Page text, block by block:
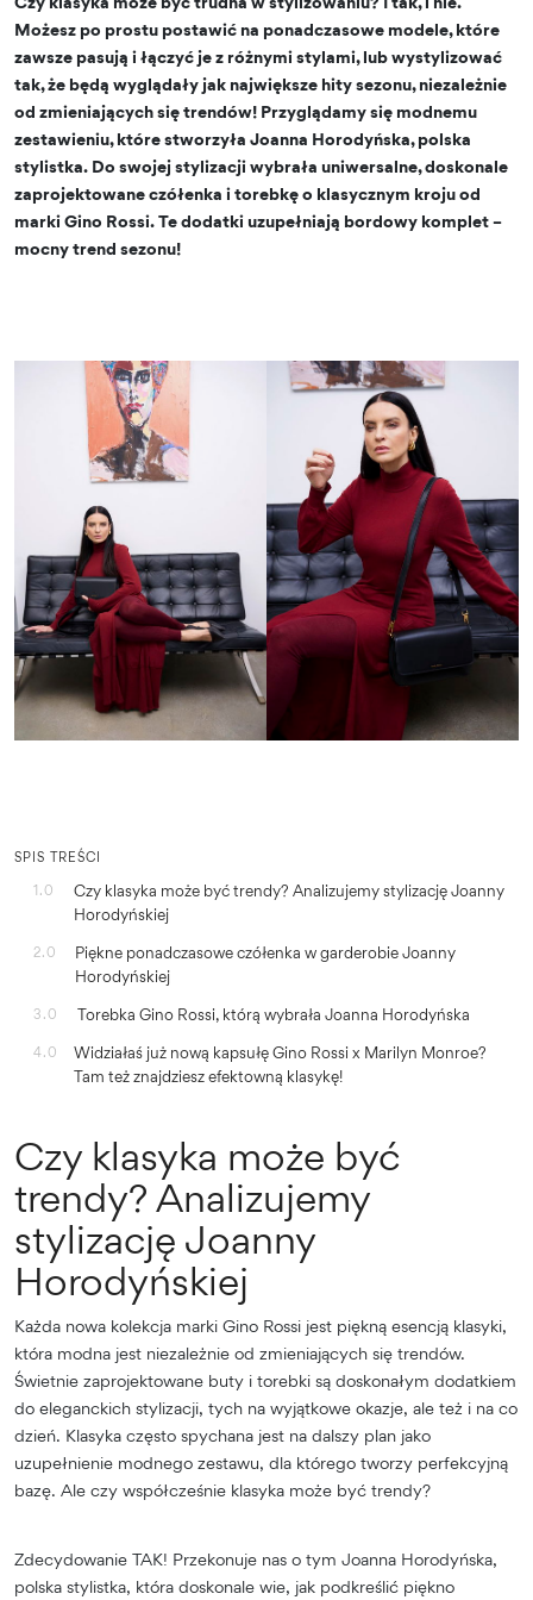
Możesz po prostu postawić na ponadczasowe modele, które
zawsze pasują i łączyć je z różnymi stylami, lub wystylizować
tak, że będą wyglądały jak największe hity sezonu, niezależnie
od zmieniających się trendów! Przyglądamy się modnemu
zestawieniu, które stworzyła Joanna Horodyńska, polska
stylistka. Do swojej stylizacji wybrała uniwersalne, doskonale
zaprojektowane czółenka i torebkę o klasycznym kroju od
marki Gino Rossi. Te dodatki uzupełniają bordowy komplet –
mocny trend sezonu!
SPIS TREŚCI
1.0
Czy klasyka może być trendy? Analizujemy stylizację Joanny
Horodyńskiej
2.0
Piękne ponadczasowe czółenka w garderobie Joanny
Horodyńskiej
3.0 Torebka Gino Rossi, którą wybrała Joanna Horodyńska
4.0
Widziałaś już nową kapsułę Gino Rossi x Marilyn Monroe?
Tam też znajdziesz efektowną klasykę!
Czy klasyka może być
trendy? Analizujemy
stylizację Joanny
Horodyńskiej
Każda nowa kolekcja marki Gino Rossi jest piękną esencją klasyki,
która modna jest niezależnie od zmieniających się trendów.
Świetnie zaprojektowane buty i torebki są doskonałym dodatkiem
do eleganckich stylizacji, tych na wyjątkowe okazje, ale też i na co
dzień. Klasyka często spychana jest na dalszy plan jako
uzupełnienie modnego zestawu, dla którego tworzy perfekcyjną
bazę. Ale czy współcześnie klasyka może być trendy?
Zdecydowanie TAK! Przekonuje nas o tym Joanna Horodyńska,
polska stylistka, która doskonale wie, jak podkreślić piękno